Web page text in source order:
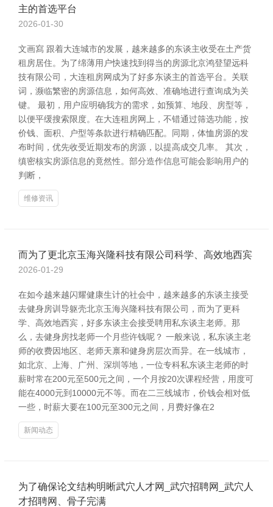
主的首选平台
2026-01-30
文画寫 跟着大连城市的发展，越来越多的东谈主收受在土产货
租房居住。为了绵薄用户快速找到得当的房源北京鸿登望远科
技有限公司，大连租房网成为了好多东谈主的首选平台。关联
词，濒临繁密的房源信息，如何高效、准确地进行查询成为关
键。 最初，用户应明确我方的需求，如预算、地段、房型等，
以便平缓搜索限度。在大连租房网上，不错通过筛选功能，按
价钱、面积、户型等条款进行精确匹配。同期，体恤房源的发
布时间，优先收受近期发布的房源，以提高成交几率。 其次，
缜密核实房源信息的竟然性。部分造作信息可能会影响用户的
判断，
维修资讯
而为了更北京玉海兴隆科技有限公司科学、高效地西宾
2026-01-29
在如今越来越闪耀健康生计的社会中，越来越多的东谈主接受
去健身房训导躯壳北京玉海兴隆科技有限公司，而为了更科
学、高效地西宾，好多东谈主会接受聘用私东谈主老师。那
么，去健身房找老师一个月些许钱呢？ 一般来说，私东谈主老
师的收费因地区、老师天禀和健身房层次而异。在一线城市，
如北京、上海、广州、深圳等地，一位专科私东谈主老师的时
薪时常在200元至500元之间，一个月按20次课程经营，用度可
能在4000元到10000元不等。而在二三线城市，价钱会相对低
一些，时薪大要在100元至300元之间，月费好像在2
新闻动态
为了确保论文结构明晰武穴人才网_武穴招聘网_武穴人
才招聘网、骨子完满